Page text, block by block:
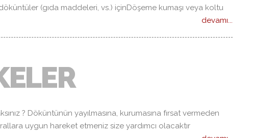
(gıda maddeleri, vs.) içinDöşeme kumaşı veya koltu
devamı...
? Döküntünün yayılmasına, kurumasına fırsat vermeden
uygun hareket etmeniz size yardımcı olacaktır